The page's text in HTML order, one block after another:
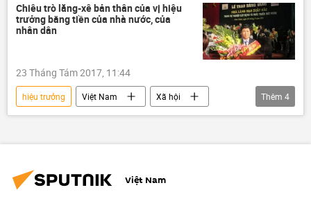
Chiêu trò lăng-xê bản thân của vị hiệu
trưởng bằng tiền của nhà nước, của
nhân dân
23 Tháng Tám 2017, 11:44
hiệu trưởng Việt Nam
Xã hội
Thời sự
Quảng Nam
Thêm 4
Việt Nam